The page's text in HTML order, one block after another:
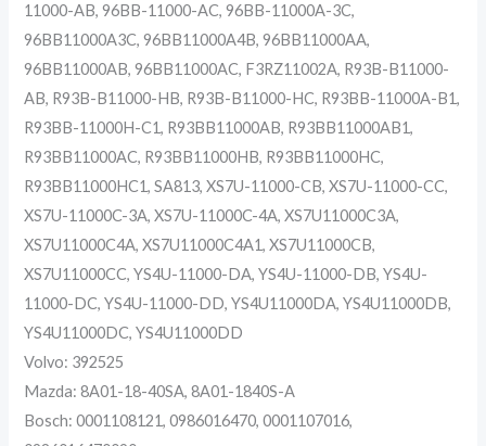
11000-AB, 96BB-11000-AC, 96BB-11000A-3C,
96BB11000A3C, 96BB11000A4B, 96BB11000AA,
96BB11000AB, 96BB11000AC, F3RZ11002A, R93B-B11000-
AB, R93B-B11000-HB, R93B-B11000-HC, R93BB-11000A-B1,
R93BB-11000H-C1, R93BB11000AB, R93BB11000AB1,
R93BB11000AC, R93BB11000HB, R93BB11000HC,
R93BB11000HC1, SA813, XS7U-11000-CB, XS7U-11000-CC,
XS7U-11000C-3A, XS7U-11000C-4A, XS7U11000C3A,
XS7U11000C4A, XS7U11000C4A1, XS7U11000CB,
XS7U11000CC, YS4U-11000-DA, YS4U-11000-DB, YS4U-
11000-DC, YS4U-11000-DD, YS4U11000DA, YS4U11000DB,
YS4U11000DC, YS4U11000DD
Volvo: 392525
Mazda: 8A01-18-40SA, 8A01-1840S-A
Bosch: 0001108121, 0986016470, 0001107016,